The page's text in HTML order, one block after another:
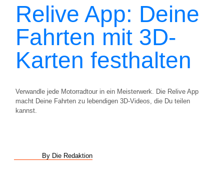
Relive App: Deine
Fahrten mit 3D-
Karten festhalten
Verwandle jede Motorradtour in ein Meisterwerk. Die Relive App
macht Deine Fahrten zu lebendigen 3D-Videos, die Du teilen
kannst.
By Die Redaktion